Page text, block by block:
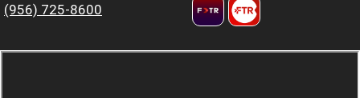
(956) 725-8600